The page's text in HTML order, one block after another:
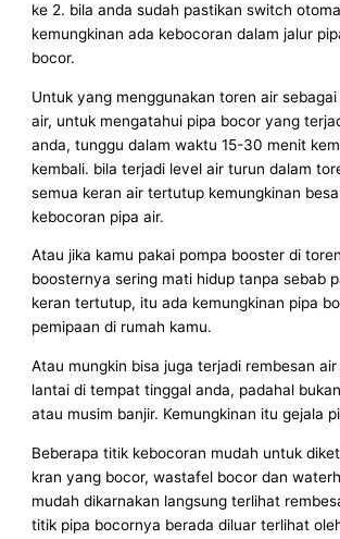
ke 2. bila anda sudah pastikan switch
kemungkinan ada kebocoran dalam jalur
bocor.
Untuk yang menggunakan toren air
air, untuk mengatahui pipa bocor yang
anda, tunggu dalam waktu 15-30 menit
kembali. bila terjadi level air turun dalam
semua keran air tertutup kemungkinan
kebocoran pipa air.
Atau jika kamu pakai pompa booster di
boosternya sering mati hidup tanpa sebab
keran tertutup, itu ada kemungkinan pipa
pemipaan di rumah kamu.
Atau mungkin bisa juga terjadi rembesan
lantai di tempat tinggal anda, padahal
atau musim banjir. Kemungkinan itu gejala
Beberapa titik kebocoran mudah untuk
kran yang bocor, wastafel bocor dan
mudah dikarnakan langsung terlihat
titik pipa bocornya berada diluar terlihat